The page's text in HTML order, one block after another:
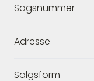
Sagsnummer
Adresse
Salgsform